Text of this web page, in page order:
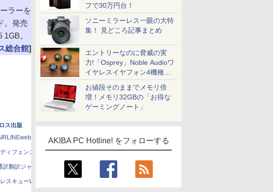
フで30万円台！
ソニーミラーレス一眼の大特
集！ 見どころ記事まとめ
エントリーなのに脅威の実
力!「Osprey」Noble Audioワ
イヤレスイヤフォン4機種を
一気に聴く
お値段そのままでメモリ倍
増！メモリ32GBの「お得な
ゲーミングノート」
AKIBA PC Hotline! をフォローする
ラーを
。発売
。
総合館]
ス出版
ィフェンスニュース
訳翻訳ジャーナル
スキューWeb
天海社
Comic curea
impress QuickBooks